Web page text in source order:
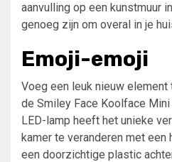
aanvulling op een kunstmuur
genoeg zijn om overal in je
Emoji-emoji
Voeg een leuk nieuw element
de Smiley Face Koolface
LED-lamp heeft het unieke
kamer te veranderen met
een doorzichtige plastic